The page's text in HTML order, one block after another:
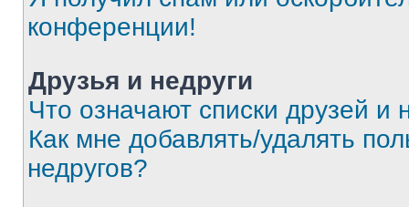
конференции!
Друзья и недруги
Что означают списки друзей и
Как мне добавлять/удалять
недругов?